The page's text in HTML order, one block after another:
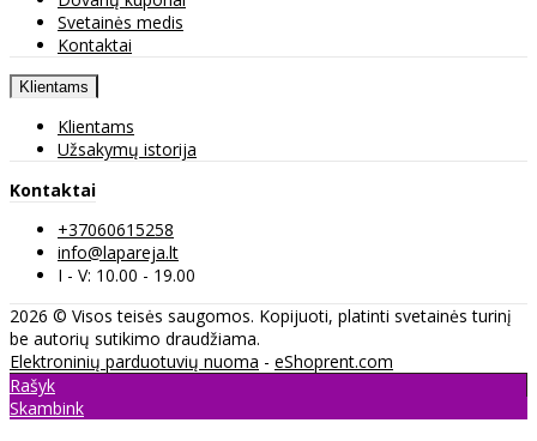
Svetainės medis
Kontaktai
Klientams
Klientams
Užsakymų istorija
Kontaktai
+37060615258
info@lapareja.lt
I - V: 10.00 - 19.00
2026 © Visos teisės saugomos. Kopijuoti, platinti svetainės turinį
be autorių sutikimo draudžiama.
Elektroninių parduotuvių nuoma - eShoprent.com
Rašyk
Skambink